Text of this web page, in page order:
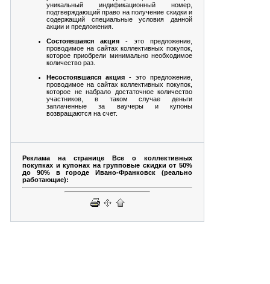
уникальный индификационный номер,
подтверждающий право на получение скидки и
содержащий специальные условия данной
акции и предложения.
Состоявшаяся акция - это предложение,
проводимое на сайтах коллективных покупок,
которое приобрели минимально необходимое
количество раз.
Несостоявшаяся акция - это предложение,
проводимое на сайтах коллективных покупок,
которое не набрало достаточное количество
участников, в таком случае деньги
заплаченные за ваучеры и купоны
возвращаются на счет.
Реклама на странице Все о коллективных
покупках и купонах на групповые скидки от 50%
до 90% в городе Ивано-Франковск (реально
работающие):